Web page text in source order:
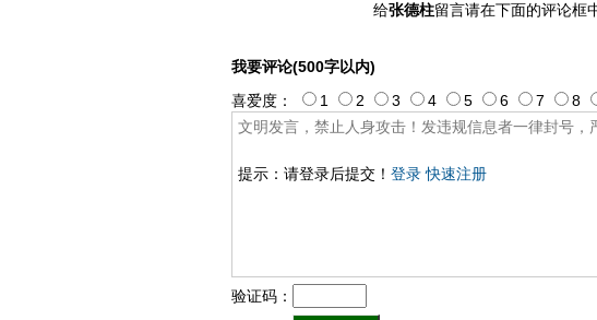
给张德柱留言请在下面的评论框
我要评论(500字以内)
提示：请登录后提交！ 登录 快速注册
喜爱度： 1 2 3 4 5 6 7 8
验证码：